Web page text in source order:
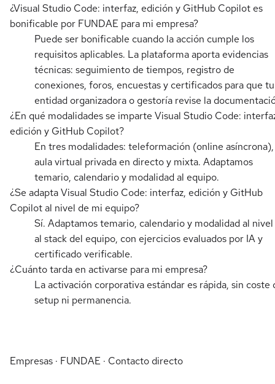
¿Visual Studio Code: interfaz, edición y GitHub Copilot es
bonificable por FUNDAE para mi empresa?
Puede ser bonificable cuando la acción cumple los
requisitos aplicables. La plataforma aporta evidencias
técnicas: seguimiento de tiempos, registro de
conexiones, foros, encuestas y certificados para que tu
entidad organizadora o gestoría revise la
¿En qué modalidades se imparte Visual Studio Code:
edición y GitHub Copilot?
En tres modalidades: teleformación (online asíncrona),
aula virtual privada en directo y mixta. Adaptamos
temario, calendario y modalidad al equipo.
¿Se adapta Visual Studio Code: interfaz, edición y GitHub
Copilot al nivel de mi equipo?
Sí. Adaptamos temario, calendario y modalidad al
al stack del equipo, con ejercicios evaluados por IA y
certificado verificable.
¿Cuánto tarda en activarse para mi empresa?
La activación corporativa estándar es rápida, sin coste
setup ni permanencia.
Empresas · FUNDAE · Contacto directo